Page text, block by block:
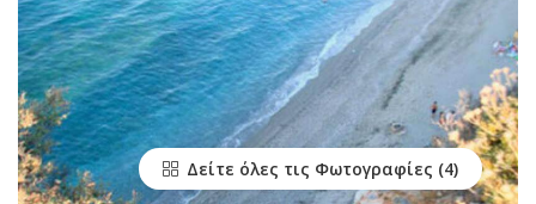
Αναζήτηση
Δείτε όλες τις Φωτογραφίες